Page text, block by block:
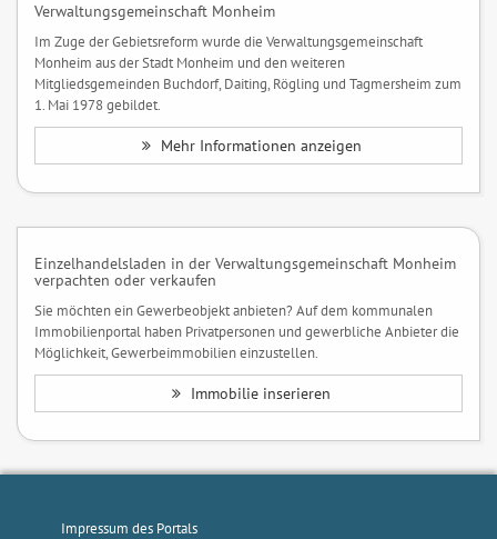
Verwaltungsgemeinschaft Monheim
Im Zuge der Gebietsreform wurde die Verwaltungsgemeinschaft
Monheim aus der Stadt Monheim und den weiteren
Mitgliedsgemeinden Buchdorf, Daiting, Rögling und Tagmersheim zum
1. Mai 1978 gebildet.
Mehr Informationen anzeigen
Einzelhandelsladen in der Verwaltungsgemeinschaft Monheim
verpachten oder verkaufen
Sie möchten ein Gewerbeobjekt anbieten? Auf dem kommunalen
Immobilienportal haben Privatpersonen und gewerbliche Anbieter die
Möglichkeit, Gewerbeimmobilien einzustellen.
Immobilie inserieren
Impressum des Portals